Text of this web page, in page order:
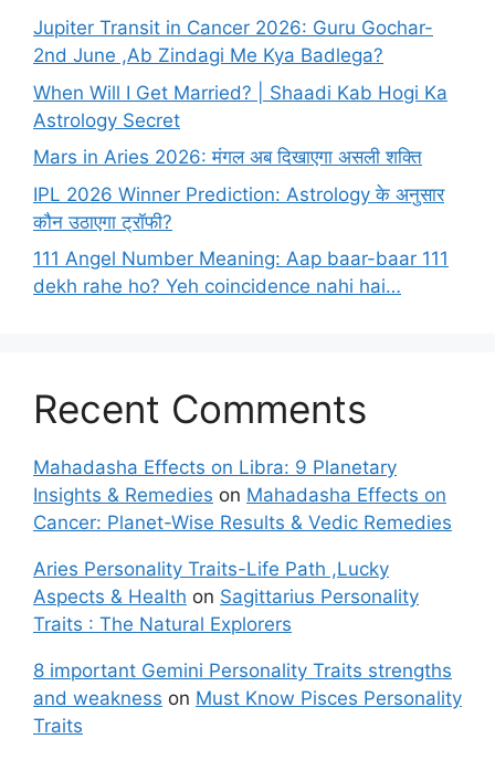
Jupiter Transit in Cancer 2026: Guru Gochar-
2nd June ,Ab Zindagi Me Kya Badlega?
When Will I Get Married? | Shaadi Kab Hogi Ka
Astrology Secret
Mars in Aries 2026: मंगल अब दिखाएगा असली शक्ति
IPL 2026 Winner Prediction: Astrology के अनुसार
कौन उठाएगा ट्रॉफी?
111 Angel Number Meaning: Aap baar-baar 111
dekh rahe ho? Yeh coincidence nahi hai…
Recent Comments
Mahadasha Effects on Libra: 9 Planetary
Insights & Remedies on Mahadasha Effects on
Cancer: Planet-Wise Results & Vedic Remedies
Aries Personality Traits-Life Path ,Lucky
Aspects & Health on Sagittarius Personality
Traits : The Natural Explorers
8 important Gemini Personality Traits strengths
and weakness on Must Know Pisces Personality
Traits